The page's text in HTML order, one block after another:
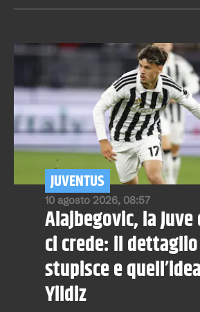
10 agosto 2026, 08:57
JUVENTUS
Alajbegovic, la
ci crede: il
stupisce e
Yildiz